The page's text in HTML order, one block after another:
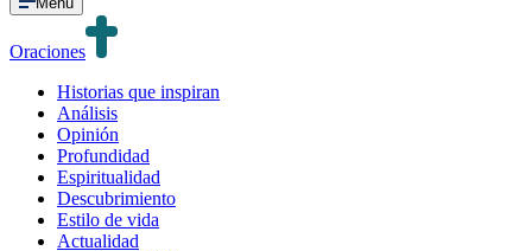
Oraciones
Historias que inspiran
Análisis
Opinión
Profundidad
Espiritualidad
Descubrimiento
Estilo de vida
Actualidad